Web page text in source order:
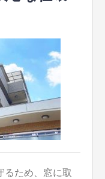
るため、窓に取